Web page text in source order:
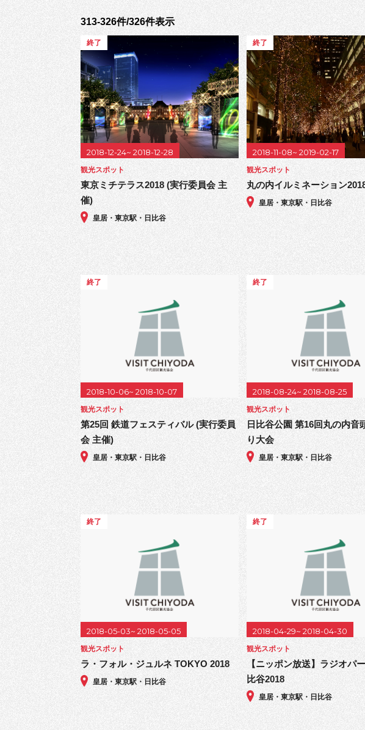
313-326件/326件表示
終了
2018-12-24~ 2018-12-28
観光スポット
東京ミチテラス2018 (実行委員会 主
催)
皇居・東京駅・日比谷
終了
2018-11-08~ 2019-02-17
観光スポット
丸の内イルミネーション
皇居・東京駅・日比谷
終了
2018-10-06~ 2018-10-07
観光スポット
第25回 鉄道フェスティバル (実行委員
会 主催)
皇居・東京駅・日比谷
終了
2018-08-24~ 2018-08-25
観光スポット
日比谷公園 第16回丸の内音
り大会
皇居・東京駅・日比谷
終了
2018-05-03~ 2018-05-05
観光スポット
ラ・フォル・ジュルネ TOKYO 2018
皇居・東京駅・日比谷
終了
2018-04-29~ 2018-04-30
観光スポット
【ニッポン放送】ラジオパ
比谷2018
皇居・東京駅・日比谷